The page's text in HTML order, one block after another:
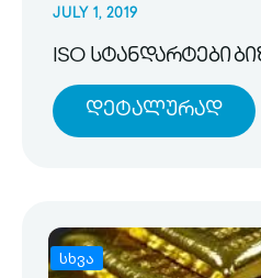
JULY 1, 2019
ISO სტანდარტები
Დეტალურად
სხვა